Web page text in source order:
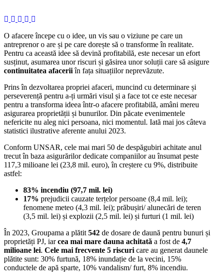
O afacere începe cu o idee, un vis sau o viziune pe care un
antreprenor o are și pe care dorește să o transforme în realitate.
Pentru ca această idee să devină profitabilă, este necesar un efort
susținut, asumarea unor riscuri și găsirea unor soluții care să asigure
continuitatea afaceriiîn fața situațiilor neprevăzute.
Prins în dezvoltarea propriei afaceri, muncind cu determinare și
perseverență pentru a-ți urmări visul și a face tot ce este necesar
pentru a transforma ideea într-o afacere profitabilă, amâni mereu
asigurarea proprietății și bunurilor. Din păcate evenimentele
nefericite nu aleg nici persoana, nici momentul. Iată mai jos câteva
statistici ilustrative aferente anului 2023.
Conform UNSAR, cele mai mari 50 de despăgubiri achitate anul
trecut în baza asigurărilor dedicate companiilor au însumat peste
117,3 milioane lei (23,8 mil. euro), în creștere cu 9%, distribuite
astfel:
83% incendiu (97,7 mil. lei)
17% prejudicii cauzate terțelor persoane (8,4 mil. lei);
fenomene meteo (4,3 mil. lei); prăbușiri/ alunecări de teren
(3,5 mil. lei) și explozii (2,5 mil. lei) și furturi (1 mil. lei)
În 2023, Groupama a plătit 542 de dosare de daună pentru bunuri și
proprietăți PJ, iarcea mai mare dauna achitată a fost de 4,7
milioane lei. Cele mai frecvente 5 riscuri care au generat daunele
plătite sunt: 30% furtună, 18% inundație de la vecini, 15%
conductele de apă sparte, 10% vandalism/ furt, 8% incendiu.